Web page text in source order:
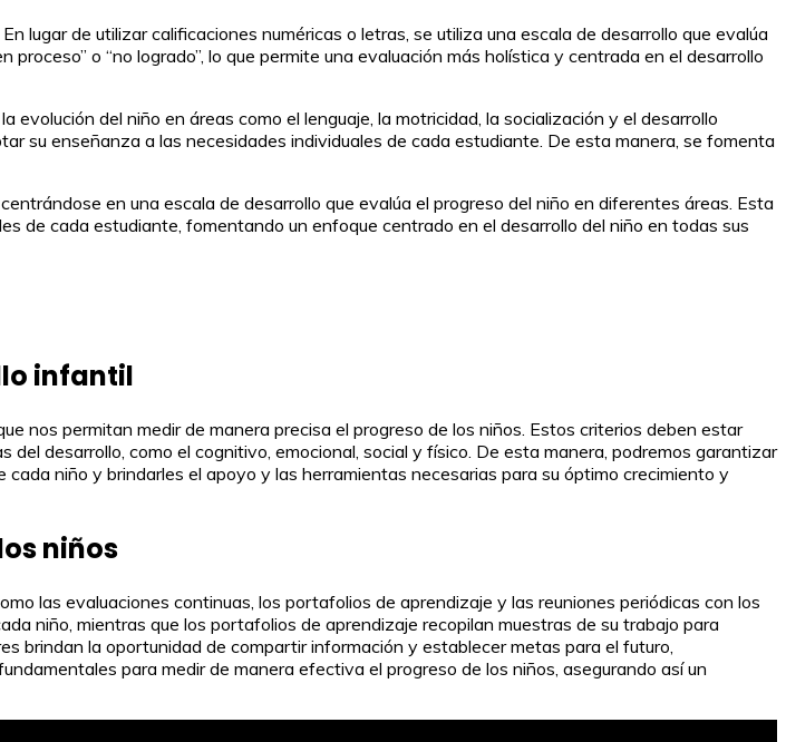
lugar de utilizar calificaciones numéricas o letras, se utiliza una escala de desarrollo que evalúa
o “no logrado”, lo que permite una evaluación más holística y centrada en el desarrollo
del niño en áreas como el lenguaje, la motricidad, la socialización y el desarrollo
su enseñanza a las necesidades individuales de cada estudiante. De esta manera, se fomenta
en una escala de desarrollo que evalúa el progreso del niño en diferentes áreas. Esta
de cada estudiante, fomentando un enfoque centrado en el desarrollo del niño en todas sus
infantil
nos permitan medir de manera precisa el progreso de los niños. Estos criterios deben estar
desarrollo, como el cognitivo, emocional, social y físico. De esta manera, podremos garantizar
niño y brindarles el apoyo y las herramientas necesarias para su óptimo crecimiento y
niños
las evaluaciones continuas, los portafolios de aprendizaje y las reuniones periódicas con los
niño, mientras que los portafolios de aprendizaje recopilan muestras de su trabajo para
brindan la oportunidad de compartir información y establecer metas para el futuro,
para medir de manera efectiva el progreso de los niños, asegurando así un